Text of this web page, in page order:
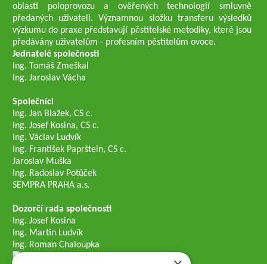
oblasti poloprovozu a ověřených technologií smluvně
předaných uživateli. Významnou složku transferu výsledků
výzkumu do praxe představují pěstitelské metodiky, které jsou
předávány uživatelům - profesním pěstitelům ovoce.
Jednatelé společnosti
Ing. Tomáš Zmeškal
Ing. Jaroslav Vácha
Společníci
Ing. Jan Blažek, CS c.
Ing. Josef Kosina, CS c.
Ing. Václav Ludvík
Ing. František Paprštein, CS c.
Jaroslav Muška
Ing. Radoslav Potůček
SEMPRA PRAHA a.s.
Dozorčí rada společnosti
Ing. Josef Kosina
Ing. Martin Ludvík
Ing. Roman Chaloupka